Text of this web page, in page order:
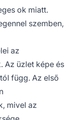
ha
értékeit
az ügyfél
ok miatt.
szemben,
az
Az üzlet képe és
függ. Az első
mivel az